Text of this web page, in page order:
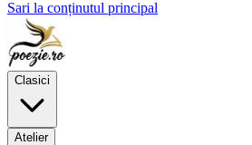
Sari la conținutul principal
Clasici
Atelier